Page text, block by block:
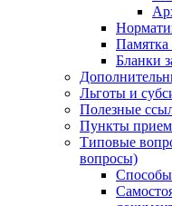
Памятка
Бланки
Льготы и
Полезные
Пункты
Типовые
вопросы)
Способы